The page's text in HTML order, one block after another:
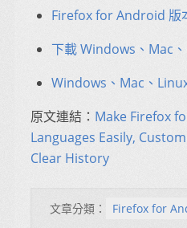
Firefox for Android 版
下載 Windows、Mac
Windows、Mac、
原文連結： Make Firefox
Languages Easily,
Clear History
文章分類： Firefox for